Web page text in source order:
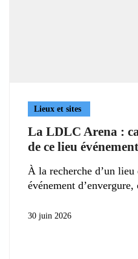
Lieux et sites
La LDLC Arena :
de ce lieu
À la recherche d’un
événement
30 juin 2026